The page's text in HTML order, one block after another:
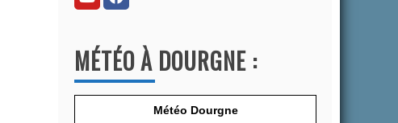
n
t
i
v
MÉTÉO À DOURGNE :
Météo Dourgne